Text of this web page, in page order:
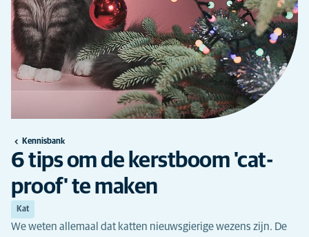
Kennisbank
6 tips om de kerstboom 'cat-
proof' te maken
Kat
We weten allemaal dat katten nieuwsgierige wezens zijn. De